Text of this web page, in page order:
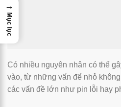
Có nhiều nguyên nhân có thể
vào, từ những vấn để nhỏ
các vấn đề lớn như pin lỗi hay
→
Mục lục